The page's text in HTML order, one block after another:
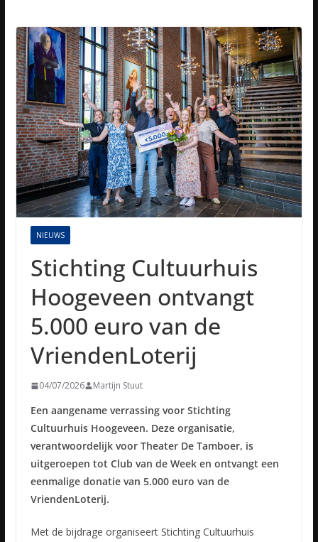
NIEUWS
Stichting Cultuurhuis
Hoogeveen ontvangt
5.000 euro van de
VriendenLoterij
04/07/2026 Martijn Stuut
Een aangename verrassing voor Stichting
Cultuurhuis Hoogeveen. Deze organisatie,
verantwoordelijk voor Theater De Tamboer, is
uitgeroepen tot Club van de Week en ontvangt een
eenmalige donatie van 5.000 euro van de
VriendenLoterij.
Met de bijdrage organiseert Stichting Cultuurhuis